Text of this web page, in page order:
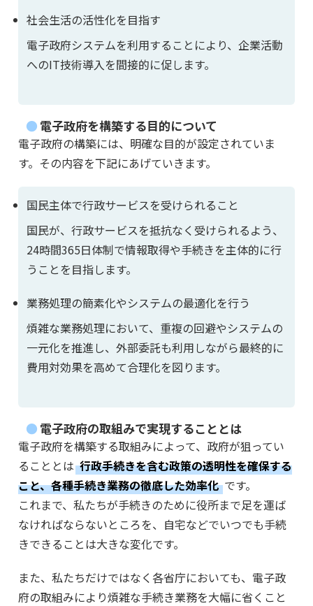
社会生活の活性化を目指す
電子政府システムを利用することにより、企業活動
へのIT技術導入を間接的に促します。
電子政府を構築する目的について
電子政府の構築には、明確な目的が設定されていま
す。その内容を下記にあげていきます。
国民主体で行政サービスを受けられること
国民が、行政サービスを抵抗なく受けられるよう、
24時間365日体制で情報取得や手続きを主体的に行
うことを目指します。
業務処理の簡素化やシステムの最適化を行う
煩雑な業務処理において、重複の回避やシステムの
一元化を推進し、外部委託も利用しながら最終的に
費用対効果を高めて合理化を図ります。
電子政府の取組みで実現することとは
電子政府を構築する取組みによって、政府が狙ってい
ることとは 行政手続きを含む政策の透明性を確保する
こと、各種手続き業務の徹底した効率化 です。
これまで、私たちが手続きのために役所まで足を運ば
なければならないところを、自宅などでいつでも手続
きできることは大きな変化です。
また、私たちだけではなく各省庁においても、電子政
府の取組みにより煩雑な手続き業務を大幅に省くこと